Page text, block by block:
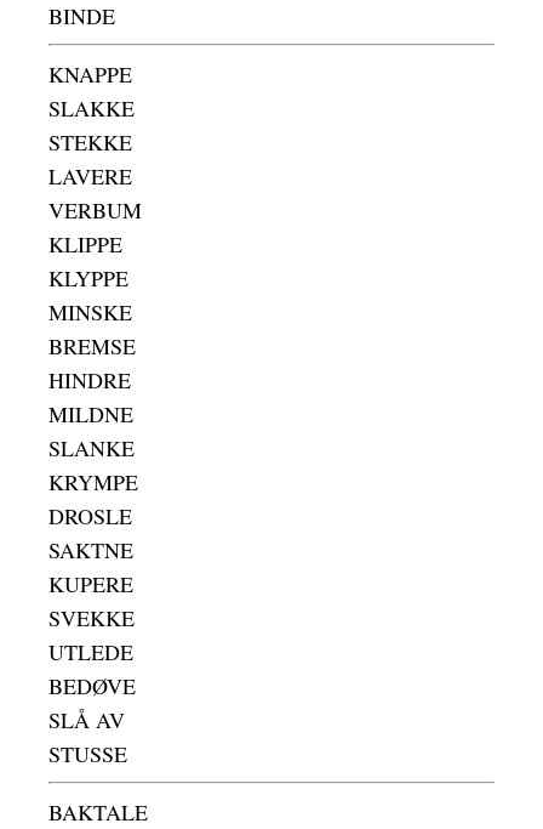
BINDE
KNAPPE
SLAKKE
STEKKE
LAVERE
VERBUM
KLIPPE
KLYPPE
MINSKE
BREMSE
HINDRE
MILDNE
SLANKE
KRYMPE
DROSLE
SAKTNE
KUPERE
SVEKKE
UTLEDE
BEDØVE
SLÅ AV
STUSSE
BAKTALE